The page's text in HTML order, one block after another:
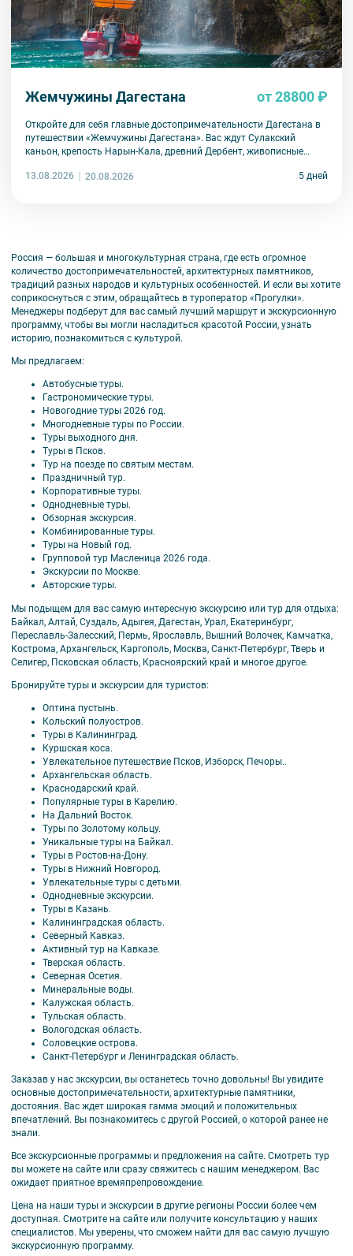
Жемчужины Дагестана от 28800 ₽
Откройте для себя главные достопримечательности Дагестана в
путешествии «Жемчужины Дагестана». Вас ждут Сулакский
каньон, крепость Нарын-Кала, древний Дербент, живописные
13.08.2026
20.08.2026 5 дней
Россия — большая и многокультурная страна, где есть огромное
количество достопримечательностей, архитектурных памятников,
традиций разных народов и культурных особенностей. И если вы хотите
соприкоснуться с этим, обращайтесь в туроператор « Прогулки».
Менеджеры подберут для вас самый лучший маршрут и экскурсионную
программу, чтобы вы могли насладиться красотой России, узнать
историю, познакомиться с культурой.
Мы предлагаем:
Автобусные туры.
Гастрономические туры.
Новогодние туры 2026 год.
Многодневные туры по России.
Туры выходного дня.
Туры в Псков.
Тур на поезде по святым местам.
Праздничный тур.
Корпоративные туры.
Однодневные туры.
Обзорная экскурсия.
Комбинированные туры.
Туры на Новый год.
Групповой тур Масленица 2026 года.
Экскурсии по Москве.
Авторские туры.
Мы подыщем для вас самую интересную экскурсию или тур для отдыха:
Байкал, Алтай, Суздаль, Адыгея, Дагестан, Урал, Екатеринбург,
Переславль-Залесский, Пермь, Ярославль, Вышний Волочек, Камчатка,
Кострома, Архангельск, Каргополь, Москва, Санкт-Петербург, Тверь и
Селигер, Псковская область, Красноярский край и многое другое.
Бронируйте туры и экскурсии для туристов:
Оптина пустынь.
Кольский полуостров.
Туры в Калининград.
Куршская коса.
Увлекательное путешествие Псков, Изборск, Печоры..
Архангельская область.
Краснодарский край.
Популярные туры в Карелию.
На Дальний Восток.
Туры по Золотому кольцу.
Уникальные туры на Байкал.
Туры в Ростов-на-Дону.
Туры в Нижний Новгород.
Увлекательные туры с детьми.
Однодневные экскурсии.
Туры в Казань.
Калининградская область.
Северный Кавказ.
Активный тур на Кавказе.
Тверская область.
Северная Осетия.
Минеральные воды.
Калужская область.
Тульская область.
Вологодская область.
Соловецкие острова.
Санкт-Петербург и Ленинградская область.
Заказав у нас экскурсии, вы останетесь точно довольны! Вы увидите
основные достопримечательности, архитектурные памятники,
достояния. Вас ждет широкая гамма эмоций и положительных
впечатлений. Вы познакомитесь с другой Россией, о которой ранее не
знали.
Все экскурсионные программы и предложения на сайте. Смотреть тур
вы можете на сайте или сразу свяжитесь с нашим менеджером. Вас
ожидает приятное времяпрепровождение.
Цена на наши туры и экскурсии в другие регионы России более чем
доступная. Смотрите на сайте или получите консультацию у наших
специалистов. Мы уверены, что сможем найти для вас самую лучшую
экскурсионную программу.